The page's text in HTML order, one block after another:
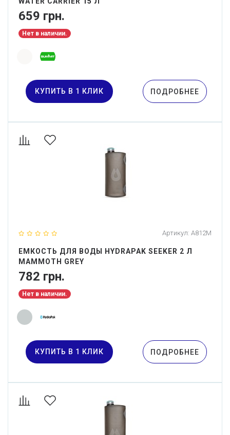
659 грн.
Нет в наличии.
КУПИТЬ В 1 КЛИК ПОДРОБНЕЕ
Артикул: A812M
ЕМКОСТЬ ДЛЯ ВОДЫ HYDRAPAK SEEKER 2 Л
MAMMOTH GREY
782 грн.
Нет в наличии.
КУПИТЬ В 1 КЛИК ПОДРОБНЕЕ